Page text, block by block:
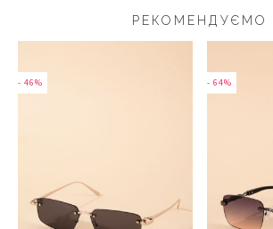
РЕКОМЕНДУЄМО
- 46% - 64%